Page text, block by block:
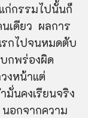
ก่กรรมไปนั้นก็
เดียว ผลการ
รกไปจนหมดตับ
กพร่องผิด
งหน้าแต่
มั่นคงเรียนจริง
อกจากความ